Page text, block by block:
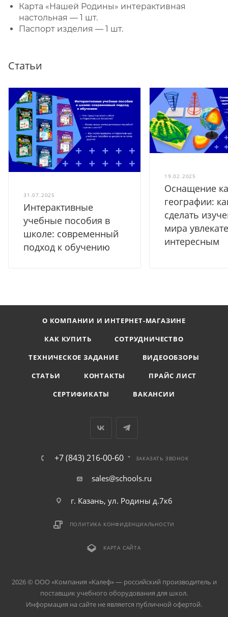
Карта «Нашей Родины» интерактивная
настольная — 1 шт.
Паспорт изделия — 1 шт.
Статьи
31.07.2025
Интерактивные
учебные пособия в
школе: современный
подход к обучению
19.02.2025
Оснащение
географии:
сделать
мира
интересным
О КОМПАНИИ И ИНТЕРНЕТ-МАГАЗИНЕ
КАК КУПИТЬ
СОТРУДНИЧЕСТВО
ТЕХНИЧЕСКОЕ ЗАДАНИЕ
ВИДЕООБЗОРЫ
СТАТЬИ
КОНТАКТЫ
ПРАЙС ЛИСТ
СЕРТИФИКАТЫ
ВАКАНСИИ
+7 (843) 216-00-60 ЗАКАЗАТЬ ЗВОНОК
sales@schools.ru
г. Казань, ул. Родины д.7к6
ПОЛИТИКА КОНФИДЕНЦИАЛЬНОСТИ
КАРТА САЙТА
2026 © ООО «Компания «Kалеф» — российский производитель и
поставщик учебного оборудования для школ.
Информация на сайте не является публичной офертой.